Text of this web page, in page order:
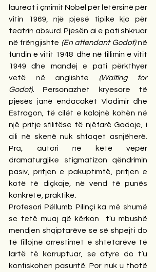
laureat i çmimit Nobel për letërsinë për
vitin 1969, një pjesë tipike kjo për
teatrin absurd. Pjesën ai e pati shkruar
në frëngjishte (En attendant Godot) në
fundin e vitit 1948  dhe në fillimin e vitit
1949 dhe mandej e pati përkthyer
vetë në anglishte (Waiting for
Godot). Personazhet kryesore të
pjesës janë endacakët Vladimir dhe
Estragon, të cilët e kalojnë kohën në
një pritje sfilitëse të njëfarë Godoje, i
cili në skenë nuk shfaqet asnjëherë.
Pra, autori në këtë vepër
dramaturgjike stigmatizon qëndrimin
pasiv, pritjen e pakuptimtë, pritjen e
kotë të diçkaje, në vend të punës
konkrete, praktike.
Profesori Pëllumb Pilinçi ka më shumë
se tetë muaj që kërkon  t’u mbushë
mendjen shqiptarëve se së shpejti do
të fillojnë arrestimet e shtetarëve të
lartë të korruptuar, se atyre do t’u
konfiskohen pasuritë. Por nuk u thotë